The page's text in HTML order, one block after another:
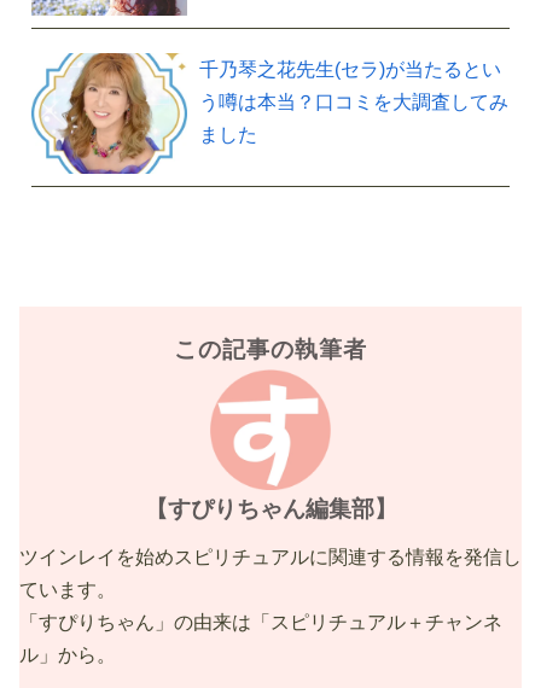
千乃琴之花先生(セラ)が当たるとい
う噂は本当？口コミを大調査してみ
ました
この記事の執筆者
【すぴりちゃん編集部】
ツインレイを始めスピリチュアルに関連する情報を発信し
ています。
「すぴりちゃん」の由来は「スピリチュアル＋チャンネ
ル」から。